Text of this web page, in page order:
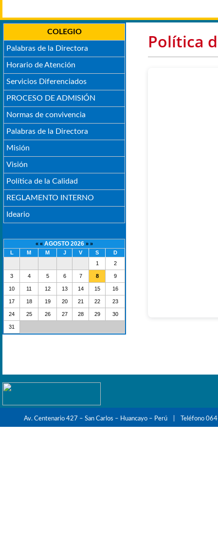
COLEGIO
Palabras de la Directora
Horario de Atención
Servicios Diferenciados
PROCESO DE ADMISIÓN
Normas de convivencia
Palabras de la Directora
Misión
Visión
Política de la Calidad
REGLAMENTO INTERNO
Ideario
« « AGOSTO 2026 » »
L
M M J V S
D
1
2
3 4 5 6 7 8 9
10 11 12 13 14 15 16
17 18 19 20 21 22 23
24 25 26 27 28 29 30
31
Política
Av. Centenario 427 – San Carlos – Huancayo – Perú | Teléfono